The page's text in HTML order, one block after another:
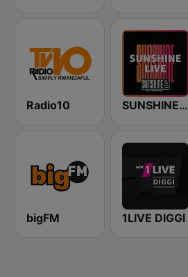
Radio10 SUNSHINE LIVE
bigFM 1LIVE DIGGI